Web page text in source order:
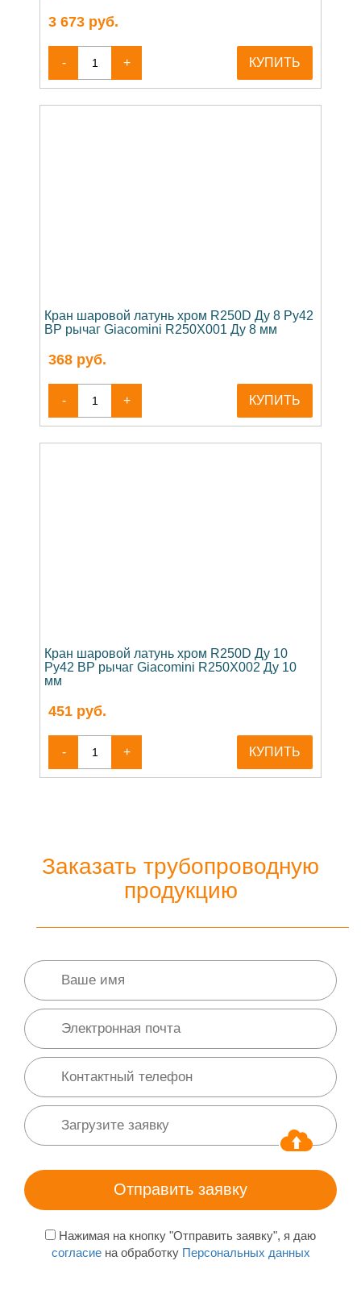
3 673 руб.
- + КУПИТЬ
Кран шаровой латунь хром R250D Ду 8 Ру42
ВР рычаг Giacomini R250X001 Ду 8 мм
368 руб.
- + КУПИТЬ
Кран шаровой латунь хром R250D Ду 10
Ру42 ВР рычаг Giacomini R250X002 Ду 10
мм
451 руб.
- + КУПИТЬ
Заказать трубопроводную
продукцию
Нажимая на кнопку "Отправить заявку", я даю
согласиена обработку Персональных данных